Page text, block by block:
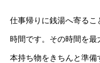
仕事帰りに銭湯へ寄る
時間です。その時間を
本持ち物をきちんと準備